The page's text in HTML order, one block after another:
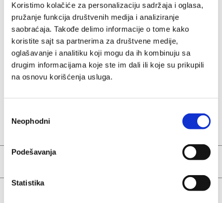
Koristimo kolačiće za personalizaciju sadržaja i oglasa,
pružanje funkcija društvenih medija i analiziranje
saobraćaja. Takođe delimo informacije o tome kako
koristite sajt sa partnerima za društvene medije,
oglašavanje i analitiku koji mogu da ih kombinuju sa
drugim informacijama koje ste im dali ili koje su prikupili
na osnovu korišćenja usluga.
сагласности
Neophodni
Podešavanja
Statistika
Gift packages
they come in
decorative
packaging
Customer
satisfaction
comes first
Available
testers
for more